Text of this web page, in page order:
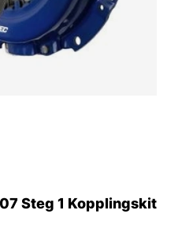
Steg 1 Kopplingskit